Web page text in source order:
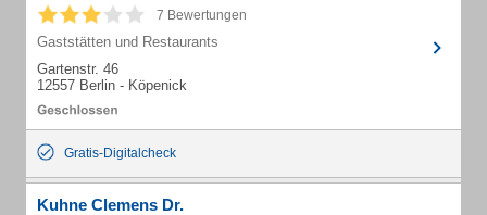
7 Bewertungen
Gaststätten und Restaurants
Gartenstr. 46
12557 Berlin - Köpenick
Gratis-Digitalcheck
Kuhne Clemens Dr.